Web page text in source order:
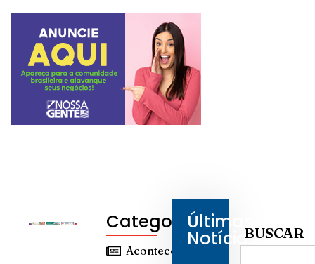
Categorias
Aconteceu
Últimas
NotíciasBUSCAR